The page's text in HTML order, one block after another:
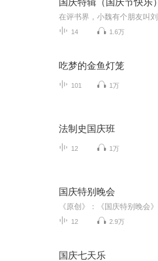
14 1.6万
吃梦的金鱼灯笼
101 1万
法制史国庆班
12 1万
国庆特别晚会
12 2.9万
国庆七天乐